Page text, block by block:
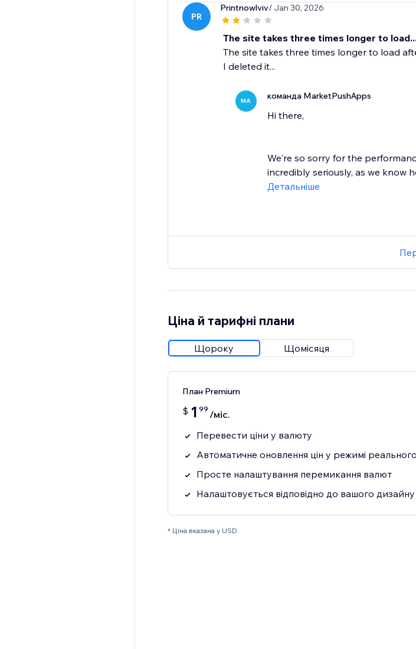
PR
Printnowlviv/ Jan 30, 2026
The site takes three times longer to
The site takes three times longer to load
I deleted it...
MA команда MarketPushApps
Hi there,
We're so sorry for the
incredibly seriously, as we know
Детальніше
Ціна й тарифні плани
Щороку Щомісяця
План Premium
$ 1 99 /міс.
Перевести ціни у валюту
Автоматичне оновлення цін у режимі
Просте налаштування перемикання валют
Налаштовується відповідно до вашого дизайну
* Ціна вказана у USD.